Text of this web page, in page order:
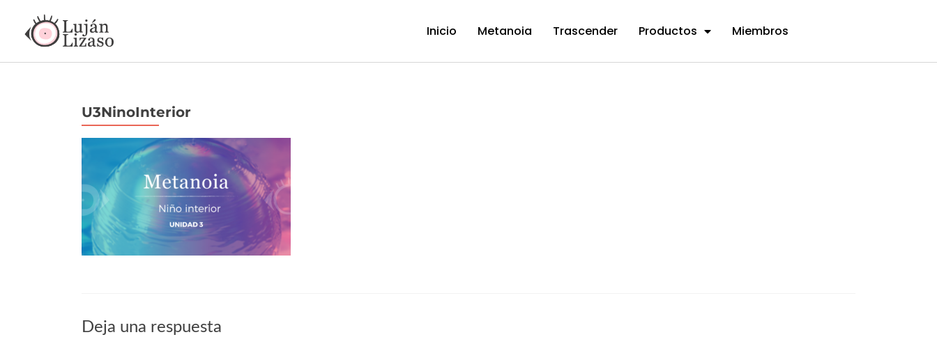
Inicio Metanoia Trascender Productos Miembros
U3NinoInterior
Deja una respuesta